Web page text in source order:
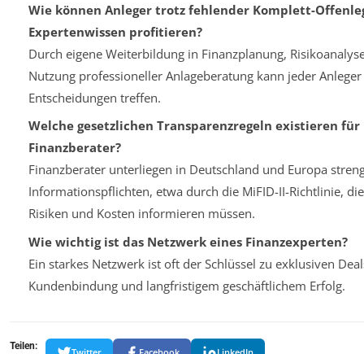
Wie können Anleger trotz fehlender Komplett-
Expertenwissen profitieren?
Durch eigene Weiterbildung in Finanzplanung,
Nutzung professioneller Anlageberatung kann jeder
Entscheidungen treffen.
Welche gesetzlichen Transparenzregeln existieren für
Finanzberater?
Finanzberater unterliegen in Deutschland und Europa
Informationspflichten, etwa durch die MiFID-II-Richtlinie,
Risiken und Kosten informieren müssen.
Wie wichtig ist das Netzwerk eines Finanzexperten?
Ein starkes Netzwerk ist oft der Schlüssel zu exklusiven
Kundenbindung und langfristigem geschäftlichem Erfolg.
Teilen: